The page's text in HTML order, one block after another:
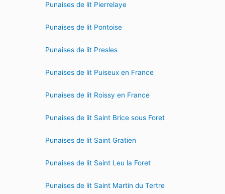
Punaises de lit Pierrelaye
Punaises de lit Pontoise
Punaises de lit Presles
Punaises de lit Puiseux en France
Punaises de lit Roissy en France
Punaises de lit Saint Brice sous Foret
Punaises de lit Saint Gratien
Punaises de lit Saint Leu la Foret
Punaises de lit Saint Martin du Tertre